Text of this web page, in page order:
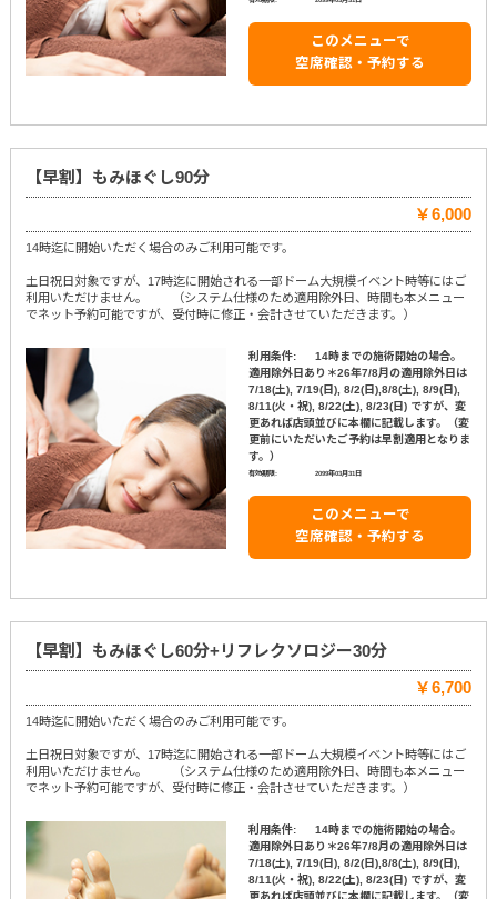
このメニューで
空席確認・予約する
【早割】もみほぐし90分
￥6,000
14時迄に開始いただく場合のみご利用可能です。
土日祝日対象ですが、17時迄に開始される一部ドーム大規模イベント時等にはご
利用いただけません。 （システム仕様のため適用除外日、時間も本メニュー
でネット予約可能ですが、受付時に修正・会計させていただきます。）
利用条件:
14時までの施術開始の場合。
適用除外日あり＊26年7/8月の適用除外日は
7/18(土), 7/19(日), 8/2(日),8/8(土), 8/9(日),
8/11(火・祝), 8/22(土), 8/23(日) ですが、変
更あれば店頭並びに本欄に記載します。（変
更前にいただいたご予約は早割適用となりま
す。）
有効期限: 2099年03月31日
このメニューで
空席確認・予約する
【早割】もみほぐし60分+リフレクソロジー30分
￥6,700
14時迄に開始いただく場合のみご利用可能です。
土日祝日対象ですが、17時迄に開始される一部ドーム大規模イベント時等にはご
利用いただけません。 （システム仕様のため適用除外日、時間も本メニュー
でネット予約可能ですが、受付時に修正・会計させていただきます。）
利用条件:
14時までの施術開始の場合。
適用除外日あり＊26年7/8月の適用除外日は
7/18(土), 7/19(日), 8/2(日),8/8(土), 8/9(日),
8/11(火・祝), 8/22(土), 8/23(日) ですが、変
更あれば店頭並びに本欄に記載します。（変